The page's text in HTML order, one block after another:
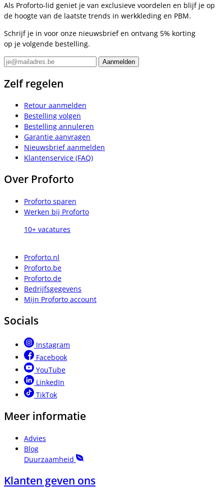
Als Proforto-lid geniet je van exclusieve voordelen en blijf je op
de hoogte van de laatste trends in werkkleding en PBM.
Schrijf je in voor onze nieuwsbrief en ontvang 5% korting
op je volgende bestelling.
Zelf regelen
Retour aanmelden
Bestelling volgen
Bestelling annuleren
Garantie aanvragen
Nieuwsbrief aanmelden
Klantenservice (FAQ)
Over Proforto
Proforto sparen
Werken bij Proforto
10+ vacatures
Proforto.nl
Proforto.be
Proforto.de
Bedrijfsgegevens
Mijn Proforto account
Socials
Instagram
Facebook
YouTube
LinkedIn
TikTok
Meer informatie
Advies
Blog
Duurzaamheid
Klanten geven ons